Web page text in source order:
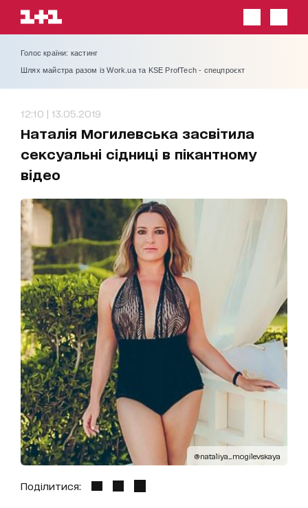
Голос країни: кастинг
Шлях майстра разом із Work.ua та KSE ProfTech - спецпроєкт
12:10 | 13.05.2019
Наталія Могилевська засвітила
сексуальні сідниці в пікантному
відео
@nataliya_mogilevskaya
Поділитися: